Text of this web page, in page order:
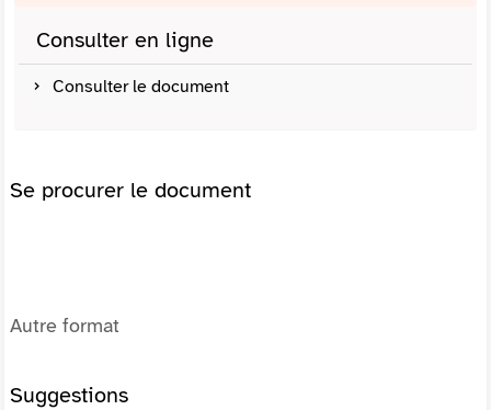
Consulter en ligne
Consulter le document
Se procurer le document
Autre format
Suggestions